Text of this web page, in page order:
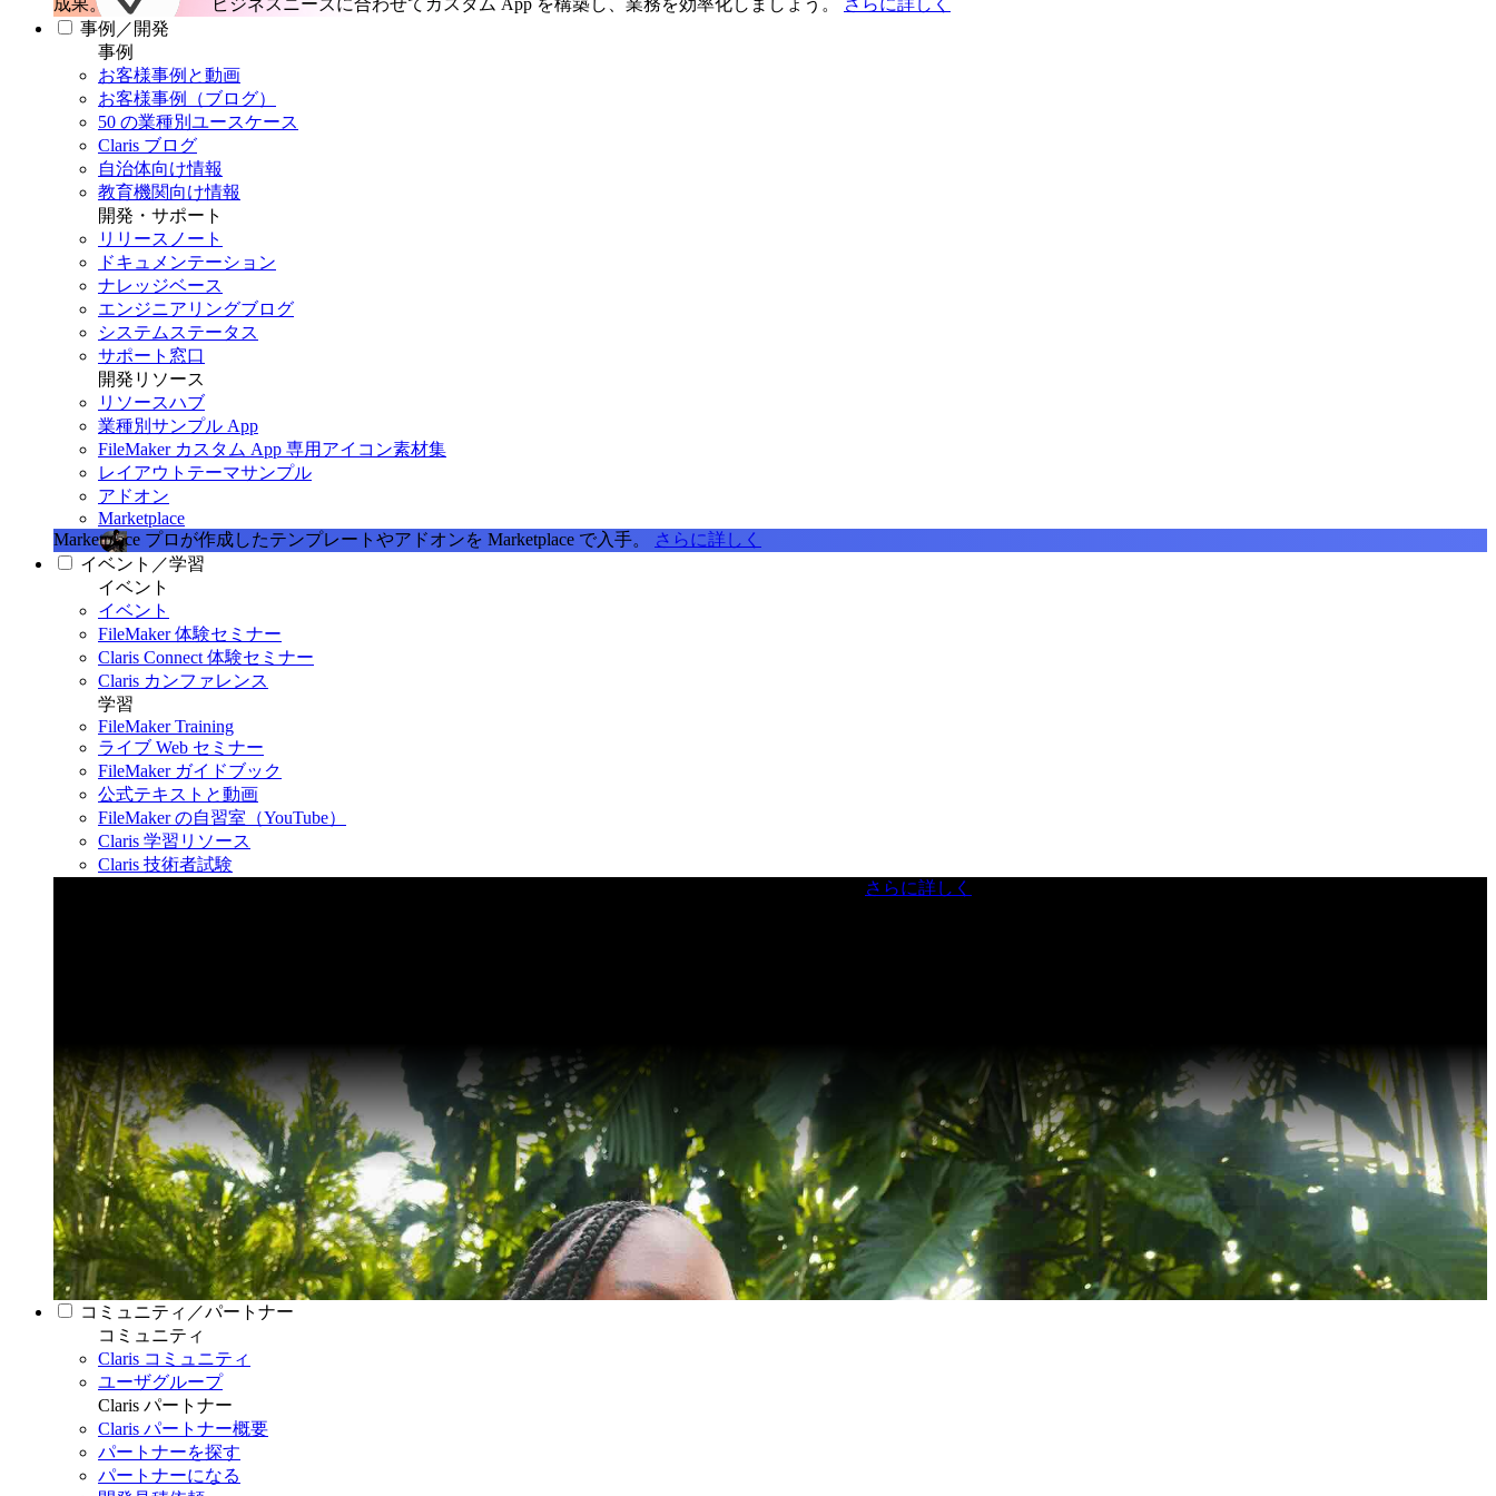
成果。 ビジネスニーズに合わせてカスタム App を構築し、業務を効率化しましょう。
さらに詳しく
事例／開発
事例
お客様事例と動画
お客様事例（ブログ）
50 の業種別ユースケース
Claris ブログ
自治体向け情報
教育機関向け情報
開発・サポート
リリースノート
ドキュメンテーション
ナレッジベース
エンジニアリングブログ
システムステータス
サポート窓口
開発リソース
リソースハブ
業種別サンプル App
FileMaker カスタム App 専用アイコン素材集
レイアウトテーマサンプル
アドオン
Marketplace
Marketplace プロが作成したテンプレートやアドオンを Marketplace で入手。
さらに詳しく
イベント／学習
イベント
イベント
FileMaker 体験セミナー
Claris Connect 体験セミナー
Claris カンファレンス
学習
FileMaker Training
ライブ Web セミナー
FileMaker ガイドブック
公式テキストと動画
FileMaker の自習室（YouTube）
Claris 学習リソース
Claris 技術者試験
さらに詳しく
コミュニティ／パートナー
コミュニティ
Claris コミュニティ
ユーザグループ
Claris パートナー
Claris パートナー概要
パートナーを探す
パートナーになる